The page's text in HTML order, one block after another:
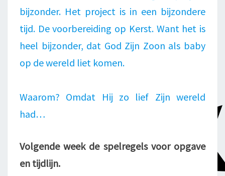
bijzonder. Het project is in een bijzondere
tijd. De voorbereiding op Kerst. Want het is
heel bijzonder, dat God Zijn Zoon als baby
op de wereld liet komen.
Waarom? Omdat Hij zo lief Zijn wereld
had…
Volgende week de spelregels voor opgave
en tijdlijn.